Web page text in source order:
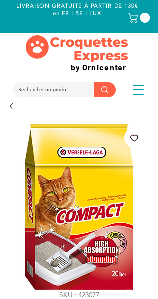
LIVRAISON GRATUITE À PARTIR DE 130€
en FR I BE I LUX
by Ornicenter
SKU : 423077